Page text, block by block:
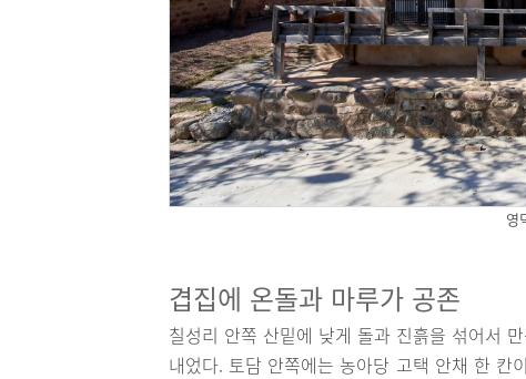
영
겹집에 온돌과 마루가 공존
칠성리 안쪽 산밑에 낮게 돌과 진흙을 섞어서
내었다. 토담 안쪽에는 농아당 고택 안채 한 칸